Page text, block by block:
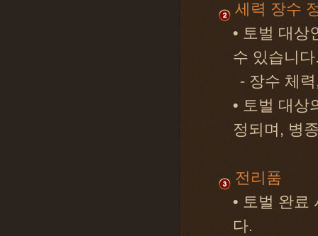
세력 장수
• 토벌 대상
수 있습니다
- 장수 체
• 토벌 대상
정되며, 병
전리품
• 토벌 완료
다.